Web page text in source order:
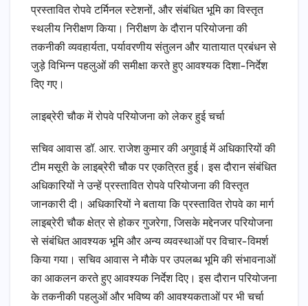
प्रस्तावित रोपवे टर्मिनल स्टेशनों, और संबंधित भूमि का विस्तृत
स्थलीय निरीक्षण किया। निरीक्षण के दौरान परियोजना की
तकनीकी व्यवहार्यता, पर्यावरणीय संतुलन और यातायात प्रबंधन से
जुड़े विभिन्न पहलुओं की समीक्षा करते हुए आवश्यक दिशा-निर्देश
दिए गए।
लाइब्रेरी चौक में रोपवे परियोजना को लेकर हुई चर्चा
सचिव आवास डॉ. आर. राजेश कुमार की अगुवाई में अधिकारियों की
टीम मसूरी के लाइब्रेरी चौक पर एकत्रित हुई। इस दौरान संबंधित
अधिकारियों ने उन्हें प्रस्तावित रोपवे परियोजना की विस्तृत
जानकारी दी। अधिकारियों ने बताया कि प्रस्तावित रोपवे का मार्ग
लाइब्रेरी चौक क्षेत्र से होकर गुजरेगा, जिसके मद्देनजर परियोजना
से संबंधित आवश्यक भूमि और अन्य व्यवस्थाओं पर विचार-विमर्श
किया गया। सचिव आवास ने मौके पर उपलब्ध भूमि की संभावनाओं
का आकलन करते हुए आवश्यक निर्देश दिए। इस दौरान परियोजना
के तकनीकी पहलुओं और भविष्य की आवश्यकताओं पर भी चर्चा